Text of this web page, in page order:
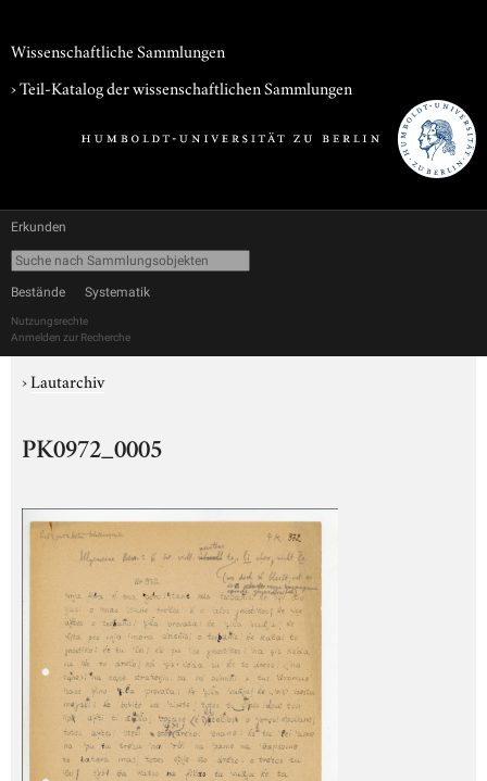
Wissenschaftliche Sammlungen
› Teil-Katalog der wissenschaftlichen Sammlungen
Erkunden
Bestände Systematik
Nutzungsrechte
Anmelden zur Recherche
›Lautarchiv
PK0972_0005